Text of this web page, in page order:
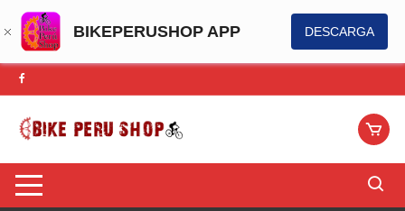
BIKEPERUSHOP APP DESCARGA
Saltar
al
contenido